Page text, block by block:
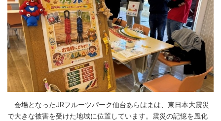
会場となったJRフルーツパーク仙台あらはまは、東日本大震災
で大きな被害を受けた地域に位置しています。震災の記憶を風化